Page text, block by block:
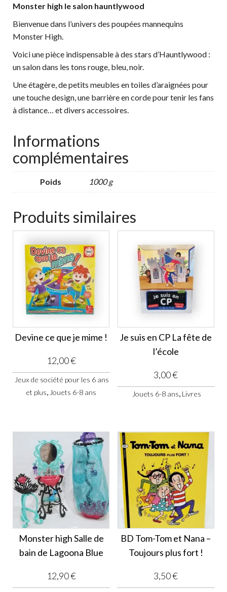
Monster high le salon hauntlywood
Bienvenue dans l’univers des poupées mannequins
Monster High.
Voici une pièce indispensable à des stars d’Hauntlywood :
un salon dans les tons rouge, bleu, noir.
Une étagère, de petits meubles en toiles d’araignées pour
une touche design, une barrière en corde pour tenir les fans
à distance… et divers accessoires.
Informations
complémentaires
Poids 1000 g
Produits similaires
Devine ce que je mime !
12,00€
Jeux de société pour les 6 ans
et plus, Jouets 6-8 ans
Je suis en CP La fête de
l’école
3,00€
Jouets 6-8 ans, Livres
Monster high Salle de
bain de Lagoona Blue
12,90€
BD Tom-Tom et Nana –
Toujours plus fort !
3,50€